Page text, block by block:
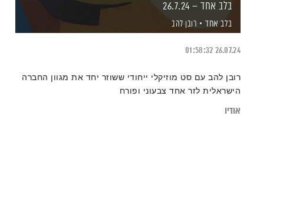
בלב אחד – 26.7.24
בלב אחד רובן להב
26.07.24
01:58:32
רובן להב עם סט מוזיקלי ייחודי ששוזר יחד את מגוון החברה
הישראלית לזר אחד צבעוני ופורח
אודיו